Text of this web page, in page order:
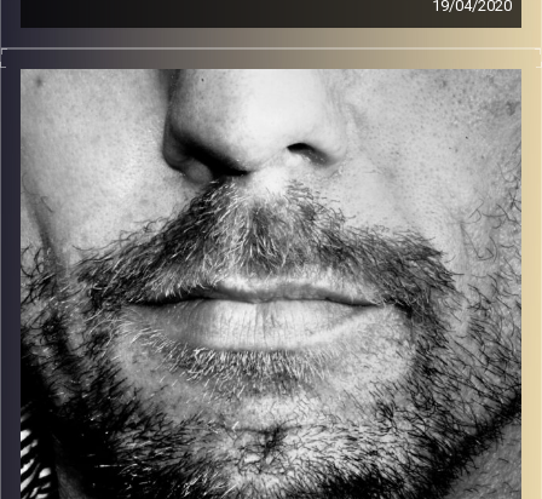
19/04/2020
זיפים, מוזיקה מחוספסת של הופעות חיות. הרבה ג'אם, רוק,
בלוז, bluegrass, ג'אז, Fאנק, פרוגרסיב ואפילו אלקטרוניקה.
כל מה שחי, אמיתי ונושם.
עם שמוליק רגב.
קרדיט תמונות: David Goehring